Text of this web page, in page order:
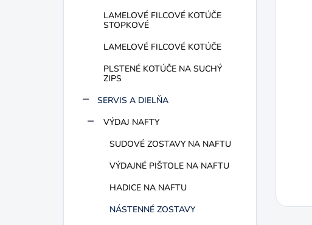
LAMELOVÉ FILCOVÉ KOTÚČE
STOPKOVÉ
LAMELOVÉ FILCOVÉ KOTÚČE
PLSTENÉ KOTÚČE NA SUCHÝ
ZIPS
SERVIS A DIELŇA
VÝDAJ NAFTY
SUDOVÉ ZOSTAVY NA NAFTU
VÝDAJNÉ PIŠTOLE NA NAFTU
HADICE NA NAFTU
NÁSTENNÉ ZOSTAVY